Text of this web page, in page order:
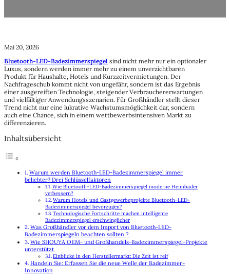
Mai 20, 2026
Bluetooth-LED-Badezimmerspiegel sind nicht mehr nur ein optionaler
Luxus, sondern werden immer mehr zu einem unverzichtbaren
Produkt für Haushalte, Hotels und Kurzzeitvermietungen. Der
Nachfrageschub kommt nicht von ungefähr, sondern ist das Ergebnis
einer ausgereiften Technologie, steigender Verbrauchererwartungen
und vielfältiger Anwendungsszenarien. Für Großhändler stellt dieser
Trend nicht nur eine lukrative Wachstumsmöglichkeit dar, sondern
auch eine Chance, sich in einem wettbewerbsintensiven Markt zu
differenzieren.
Inhaltsübersicht
Warum werden Bluetooth-LED-Badezimmerspiegel immer
beliebter? Drei Schlüsselfaktoren
Wie Bluetooth-LED-Badezimmerspiegel moderne Heimbäder
verbessern?
Warum Hotels und Gastgewerbeprojekte Bluetooth-LED-
Badezimmerspiegel bevorzugen?
Technologische Fortschritte machen intelligente
Badezimmerspiegel erschwinglicher
Was Großhändler vor dem Import von Bluetooth-LED-
Badezimmerspiegeln beachten sollten？
Wie SHOUYA OEM- und Großhandels-Badezimmerspiegel-Projekte
unterstützt
Einblicke in den Herstellermarkt: Die Zeit ist reif
Handeln Sie: Erfassen Sie die neue Welle der Badezimmer-
Innovation